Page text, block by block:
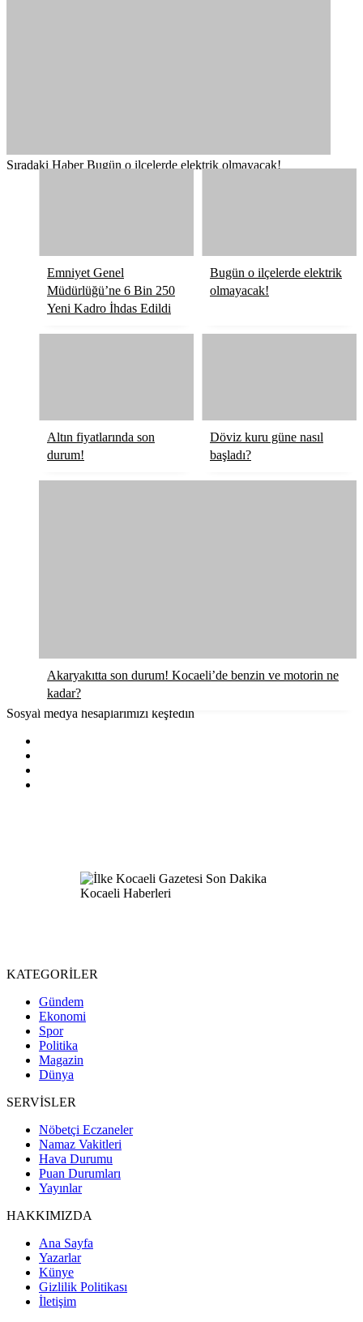
Sıradaki Haber Bugün o ilçelerde elektrik olmayacak!
Emniyet Genel
Müdürlüğü’ne 6 Bin 250
Yeni Kadro İhdas Edildi
Bugün o ilçelerde elektrik
olmayacak!
Altın fiyatlarında son
durum!
Döviz kuru güne nasıl
başladı?
Akaryakıtta son durum! Kocaeli’de benzin ve motorin ne
kadar?
Sosyal medya hesaplarımızı keşfedin
KATEGORİLER
Gündem
Ekonomi
Spor
Politika
Magazin
Dünya
SERVİSLER
Nöbetçi Eczaneler
Namaz Vakitleri
Hava Durumu
Puan Durumları
Yayınlar
HAKKIMIZDA
Ana Sayfa
Yazarlar
Künye
Gizlilik Politikası
İletişim